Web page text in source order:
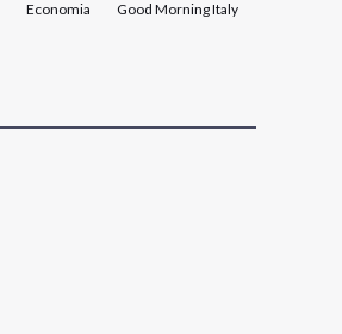
Economia Good Morning Italy